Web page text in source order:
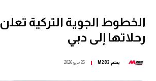
الخطوط الجوية التركية
رحلاتها إلى دبي
بقلم M283 25 مايو 2026